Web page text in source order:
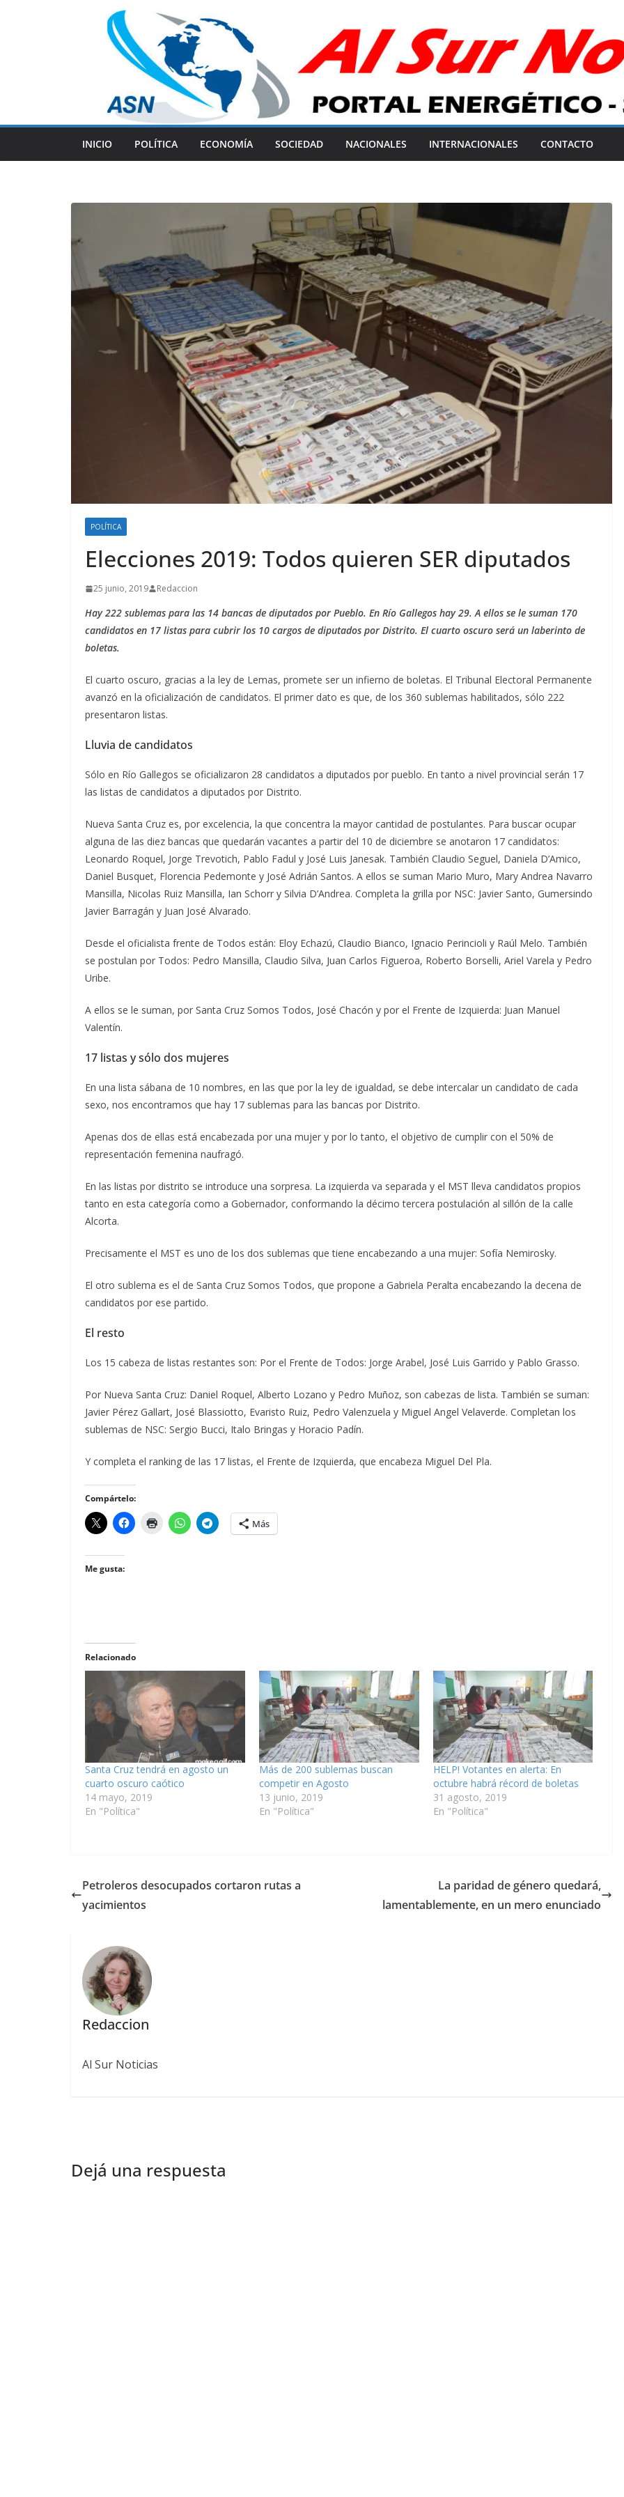
INICIO POLÍTICA ECONOMÍA SOCIEDAD NACIONALES INTERNACIONALES CONTACTO
POLÍTICA
Elecciones 2019: Todos quieren SER diputados
25 junio, 2019 Redaccion
Hay 222 sublemas para las 14 bancas de diputados por Pueblo. En Río Gallegos hay 29. A ellos se le suman 170
candidatos en 17 listas para cubrir los 10 cargos de diputados por Distrito. El cuarto oscuro será un laberinto de
boletas.
El cuarto oscuro, gracias a la ley de Lemas, promete ser un infierno de boletas. El Tribunal Electoral Permanente
avanzó en la oficialización de candidatos. El primer dato es que, de los 360 sublemas habilitados, sólo 222
presentaron listas.
Lluvia de candidatos
Sólo en Río Gallegos se oficializaron 28 candidatos a diputados por pueblo. En tanto a nivel provincial serán 17
las listas de candidatos a diputados por Distrito.
Nueva Santa Cruz es, por excelencia, la que concentra la mayor cantidad de postulantes. Para buscar ocupar
alguna de las diez bancas que quedarán vacantes a partir del 10 de diciembre se anotaron 17 candidatos:
Leonardo Roquel, Jorge Trevotich, Pablo Fadul y José Luis Janesak. También Claudio Seguel, Daniela D’Amico,
Daniel Busquet, Florencia Pedemonte y José Adrián Santos. A ellos se suman Mario Muro, Mary Andrea Navarro
Mansilla, Nicolas Ruiz Mansilla, Ian Schorr y Silvia D’Andrea. Completa la grilla por NSC: Javier Santo, Gumersindo
Javier Barragán y Juan José Alvarado.
Desde el oficialista frente de Todos están: Eloy Echazú, Claudio Bianco, Ignacio Perincioli y Raúl Melo. También
se postulan por Todos: Pedro Mansilla, Claudio Silva, Juan Carlos Figueroa, Roberto Borselli, Ariel Varela y Pedro
Uribe.
A ellos se le suman, por Santa Cruz Somos Todos, José Chacón y por el Frente de Izquierda: Juan Manuel
Valentín.
17 listas y sólo dos mujeres
En una lista sábana de 10 nombres, en las que por la ley de igualdad, se debe intercalar un candidato de cada
sexo, nos encontramos que hay 17 sublemas para las bancas por Distrito.
Apenas dos de ellas está encabezada por una mujer y por lo tanto, el objetivo de cumplir con el 50% de
representación femenina naufragó.
En las listas por distrito se introduce una sorpresa. La izquierda va separada y el MST lleva candidatos propios
tanto en esta categoría como a Gobernador, conformando la décimo tercera postulación al sillón de la calle
Alcorta.
Precisamente el MST es uno de los dos sublemas que tiene encabezando a una mujer: Sofía Nemirosky.
El otro sublema es el de Santa Cruz Somos Todos, que propone a Gabriela Peralta encabezando la decena de
candidatos por ese partido.
El resto
Los 15 cabeza de listas restantes son: Por el Frente de Todos: Jorge Arabel, José Luis Garrido y Pablo Grasso.
Por Nueva Santa Cruz: Daniel Roquel, Alberto Lozano y Pedro Muñoz, son cabezas de lista. También se suman:
Javier Pérez Gallart, José Blassiotto, Evaristo Ruiz, Pedro Valenzuela y Miguel Angel Velaverde. Completan los
sublemas de NSC: Sergio Bucci, Italo Bringas y Horacio Padín.
Y completa el ranking de las 17 listas, el Frente de Izquierda, que encabeza Miguel Del Pla.
Compártelo:
Más
Me gusta:
Relacionado
Santa Cruz tendrá en agosto un
cuarto oscuro caótico
14 mayo, 2019
En "Política"
Más de 200 sublemas buscan
competir en Agosto
13 junio, 2019
En "Política"
HELP! Votantes en alerta: En
octubre habrá récord de boletas
31 agosto, 2019
En "Política"
Petroleros desocupados cortaron rutas a
yacimientos
La paridad de género quedará,
lamentablemente, en un mero enunciado
Redaccion
Al Sur Noticias
Dejá una respuesta